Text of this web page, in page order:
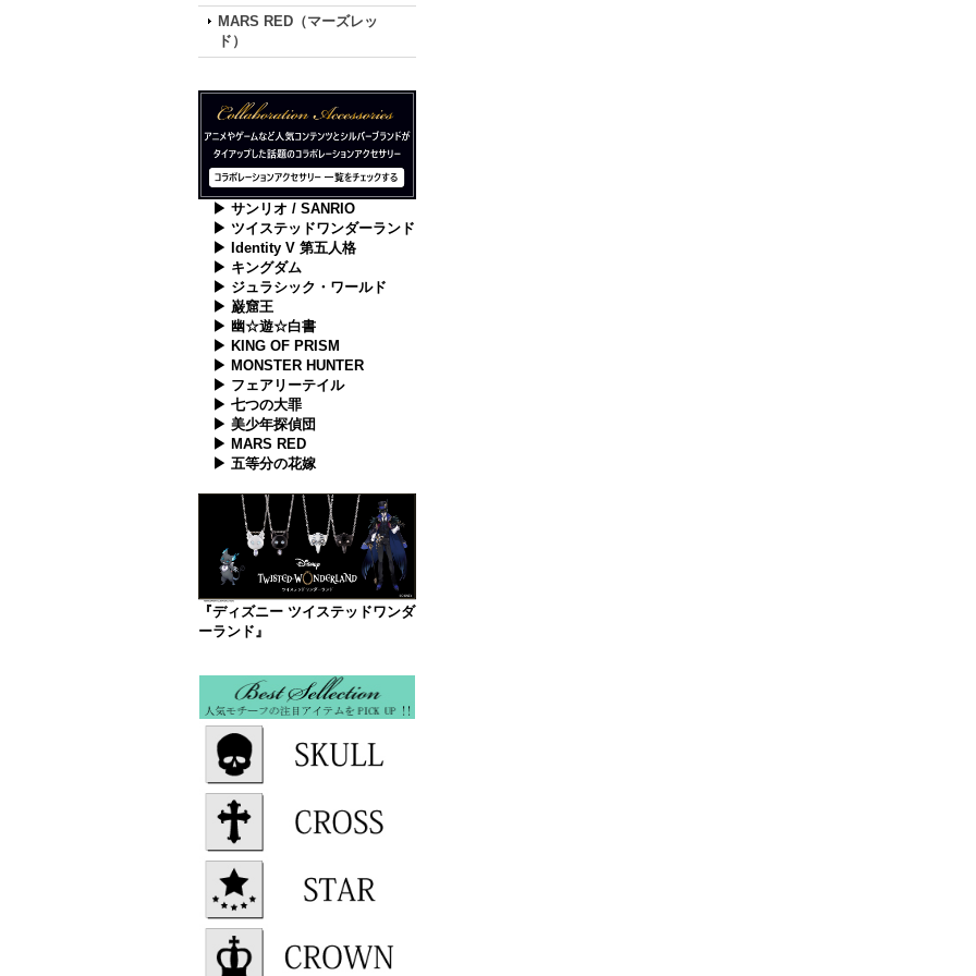
MARS RED（マーズレッ
ド）
▶ サンリオ / SANRIO
▶ ツイステッドワンダーランド
▶ Identity V 第五人格
▶ キングダム
▶ ジュラシック・ワールド
▶ 巌窟王
▶ 幽☆遊☆白書
▶ KING OF PRISM
▶ MONSTER HUNTER
▶ フェアリーテイル
▶ 七つの大罪
▶ 美少年探偵団
▶ MARS RED
▶ 五等分の花嫁
『ディズニー ツイステッドワンダ
ーランド』